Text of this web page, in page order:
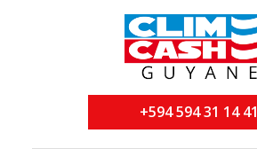
+594 594 31 14 41